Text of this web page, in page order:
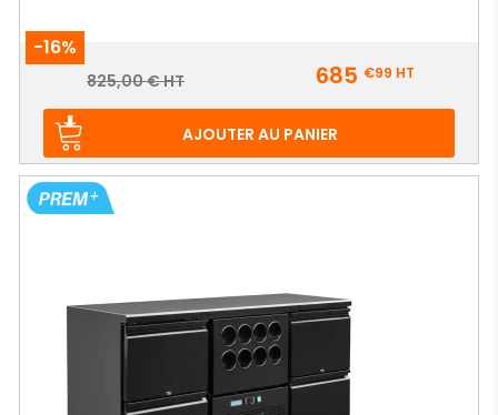
-16%
Prix
Prix
825,00 € HT 685 €99 HT
AJOUTER AU PANIER